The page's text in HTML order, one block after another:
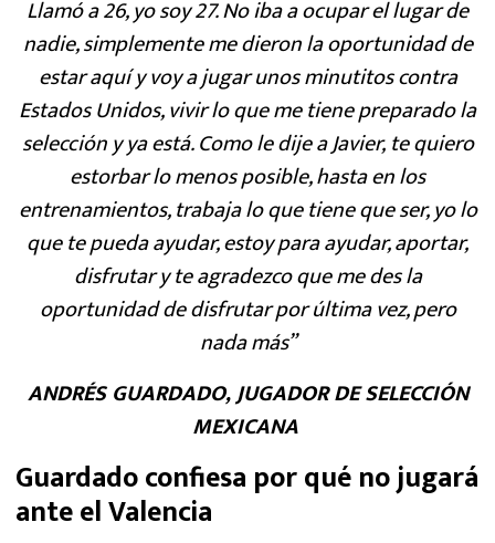
Llamó a 26, yo soy 27. No iba a ocupar el lugar de
nadie, simplemente me dieron la oportunidad de
estar aquí y voy a jugar unos minutitos contra
Estados Unidos, vivir lo que me tiene preparado la
selección y ya está. Como le dije a Javier, te quiero
estorbar lo menos posible, hasta en los
entrenamientos, trabaja lo que tiene que ser, yo lo
que te pueda ayudar, estoy para ayudar, aportar,
disfrutar y te agradezco que me des la
oportunidad de disfrutar por última vez, pero
nada más”
ANDRÉS GUARDADO, JUGADOR DE SELECCIÓN
MEXICANA
Guardado confiesa por qué no jugará
ante el Valencia